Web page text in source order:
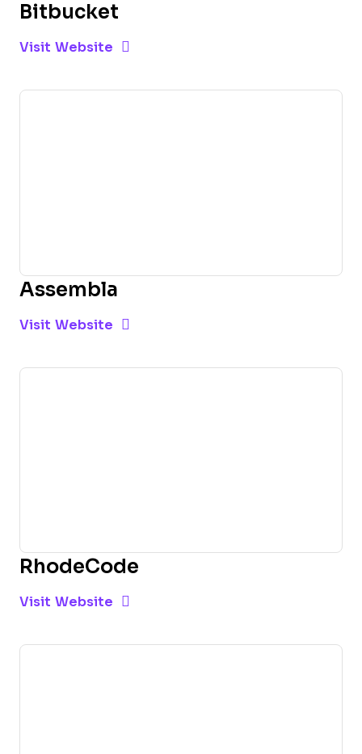
Bitbucket
Visit Website Opens New Window
Assembla
Visit Website Opens New Window
RhodeCode
Visit Website Opens New Window